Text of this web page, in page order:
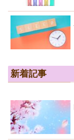
新着記事